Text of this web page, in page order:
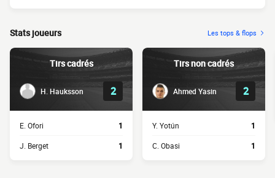
Stats joueurs Les tops & flops
Tirs cadrés
H. Hauksson 2
E. Ofori 1
J. Berget 1
Tirs non cadrés
Ahmed Yasin 2
Y. Yotún 1
C. Obasi 1